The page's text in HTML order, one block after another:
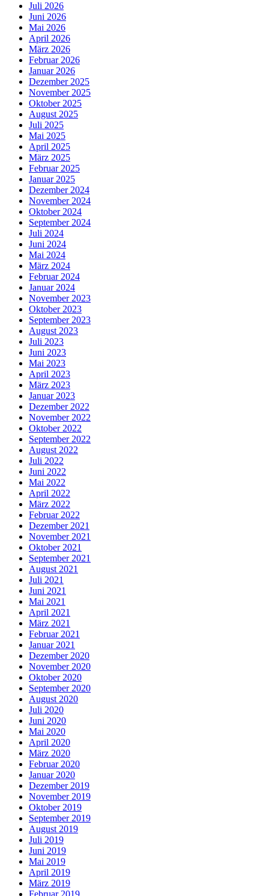
Juli 2026
Juni 2026
Mai 2026
April 2026
März 2026
Februar 2026
Januar 2026
Dezember 2025
November 2025
Oktober 2025
August 2025
Juli 2025
Mai 2025
April 2025
März 2025
Februar 2025
Januar 2025
Dezember 2024
November 2024
Oktober 2024
September 2024
Juli 2024
Juni 2024
Mai 2024
März 2024
Februar 2024
Januar 2024
November 2023
Oktober 2023
September 2023
August 2023
Juli 2023
Juni 2023
Mai 2023
April 2023
März 2023
Januar 2023
Dezember 2022
November 2022
Oktober 2022
September 2022
August 2022
Juli 2022
Juni 2022
Mai 2022
April 2022
März 2022
Februar 2022
Dezember 2021
November 2021
Oktober 2021
September 2021
August 2021
Juli 2021
Juni 2021
Mai 2021
April 2021
März 2021
Februar 2021
Januar 2021
Dezember 2020
November 2020
Oktober 2020
September 2020
August 2020
Juli 2020
Juni 2020
Mai 2020
April 2020
März 2020
Februar 2020
Januar 2020
Dezember 2019
November 2019
Oktober 2019
September 2019
August 2019
Juli 2019
Juni 2019
Mai 2019
April 2019
März 2019